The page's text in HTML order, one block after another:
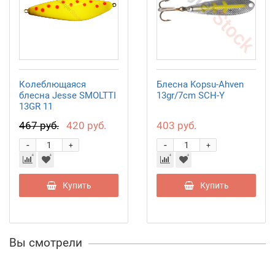
Колеблющаяся
блесна Jesse SMOLTTI
13GR 11
467 руб. 420 руб.
+
-
Купить
Блесна Kopsu-Ahven
13gr/7cm SCH-Y
403 руб.
+
-
Купить
Вы смотрели